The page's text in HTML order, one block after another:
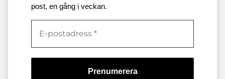
post, en gång i veckan.